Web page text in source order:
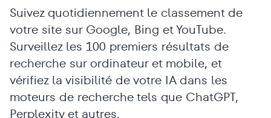
Suivez quotidiennement le classement de
votre site sur Google, Bing et YouTube.
Surveillez les 100 premiers résultats de
recherche sur ordinateur et mobile, et
vérifiez la visibilité de votre IA dans les
moteurs de recherche tels que ChatGPT,
Perplexity et autres.